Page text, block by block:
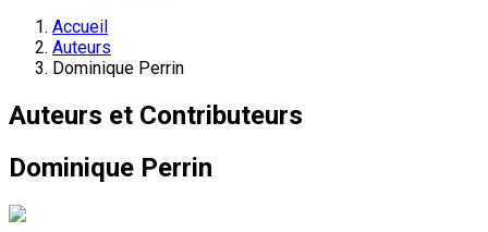
Accueil
Auteurs
Dominique Perrin
Auteurs et Contributeurs
Dominique Perrin